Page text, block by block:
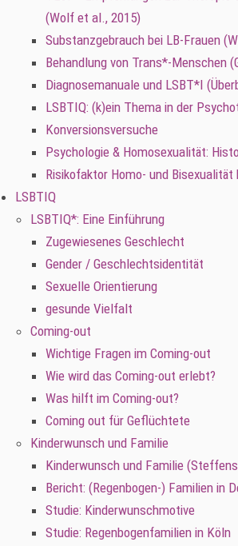
(Wolf et al., 2015)
Substanzgebrauch bei LB-Frauen
Behandlung von Trans*-Menschen
Diagnosemanuale und LSBT*I
LSBTIQ: (k)ein Thema in der
Konversionsversuche
Psychologie & Homosexualität:
Risikofaktor Homo- und Bisexualität
LSBTIQ
LSBTIQ*: Eine Einführung
Zugewiesenes Geschlecht
Gender / Geschlechtsidentität
Sexuelle Orientierung
gesunde Vielfalt
Coming-out
Wichtige Fragen im Coming-out
Wie wird das Coming-out erlebt?
Was hilft im Coming-out?
Coming out für Geflüchtete
Kinderwunsch und Familie
Kinderwunsch und Familie
Bericht: (Regenbogen-) Familien in
Studie: Kinderwunschmotive
Studie: Regenbogenfamilien in Köln